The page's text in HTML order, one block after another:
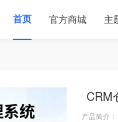
首页 官方商城 主
CRM
产品简介